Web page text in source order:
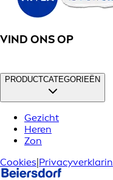
VIND ONS OP
PRODUCTCATEGORIEËN
Gezicht
Heren
Zon
Cookies